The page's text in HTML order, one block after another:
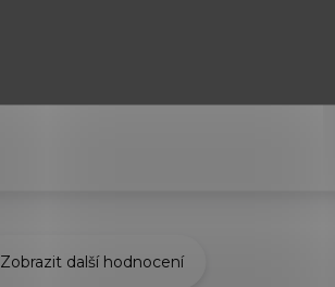
Zobrazit další hodnocení